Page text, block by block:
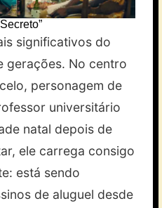
significativos do
gerações. No centro
personagem de
universitário
natal depois de
ele carrega consigo
está sendo
de aluguel desde